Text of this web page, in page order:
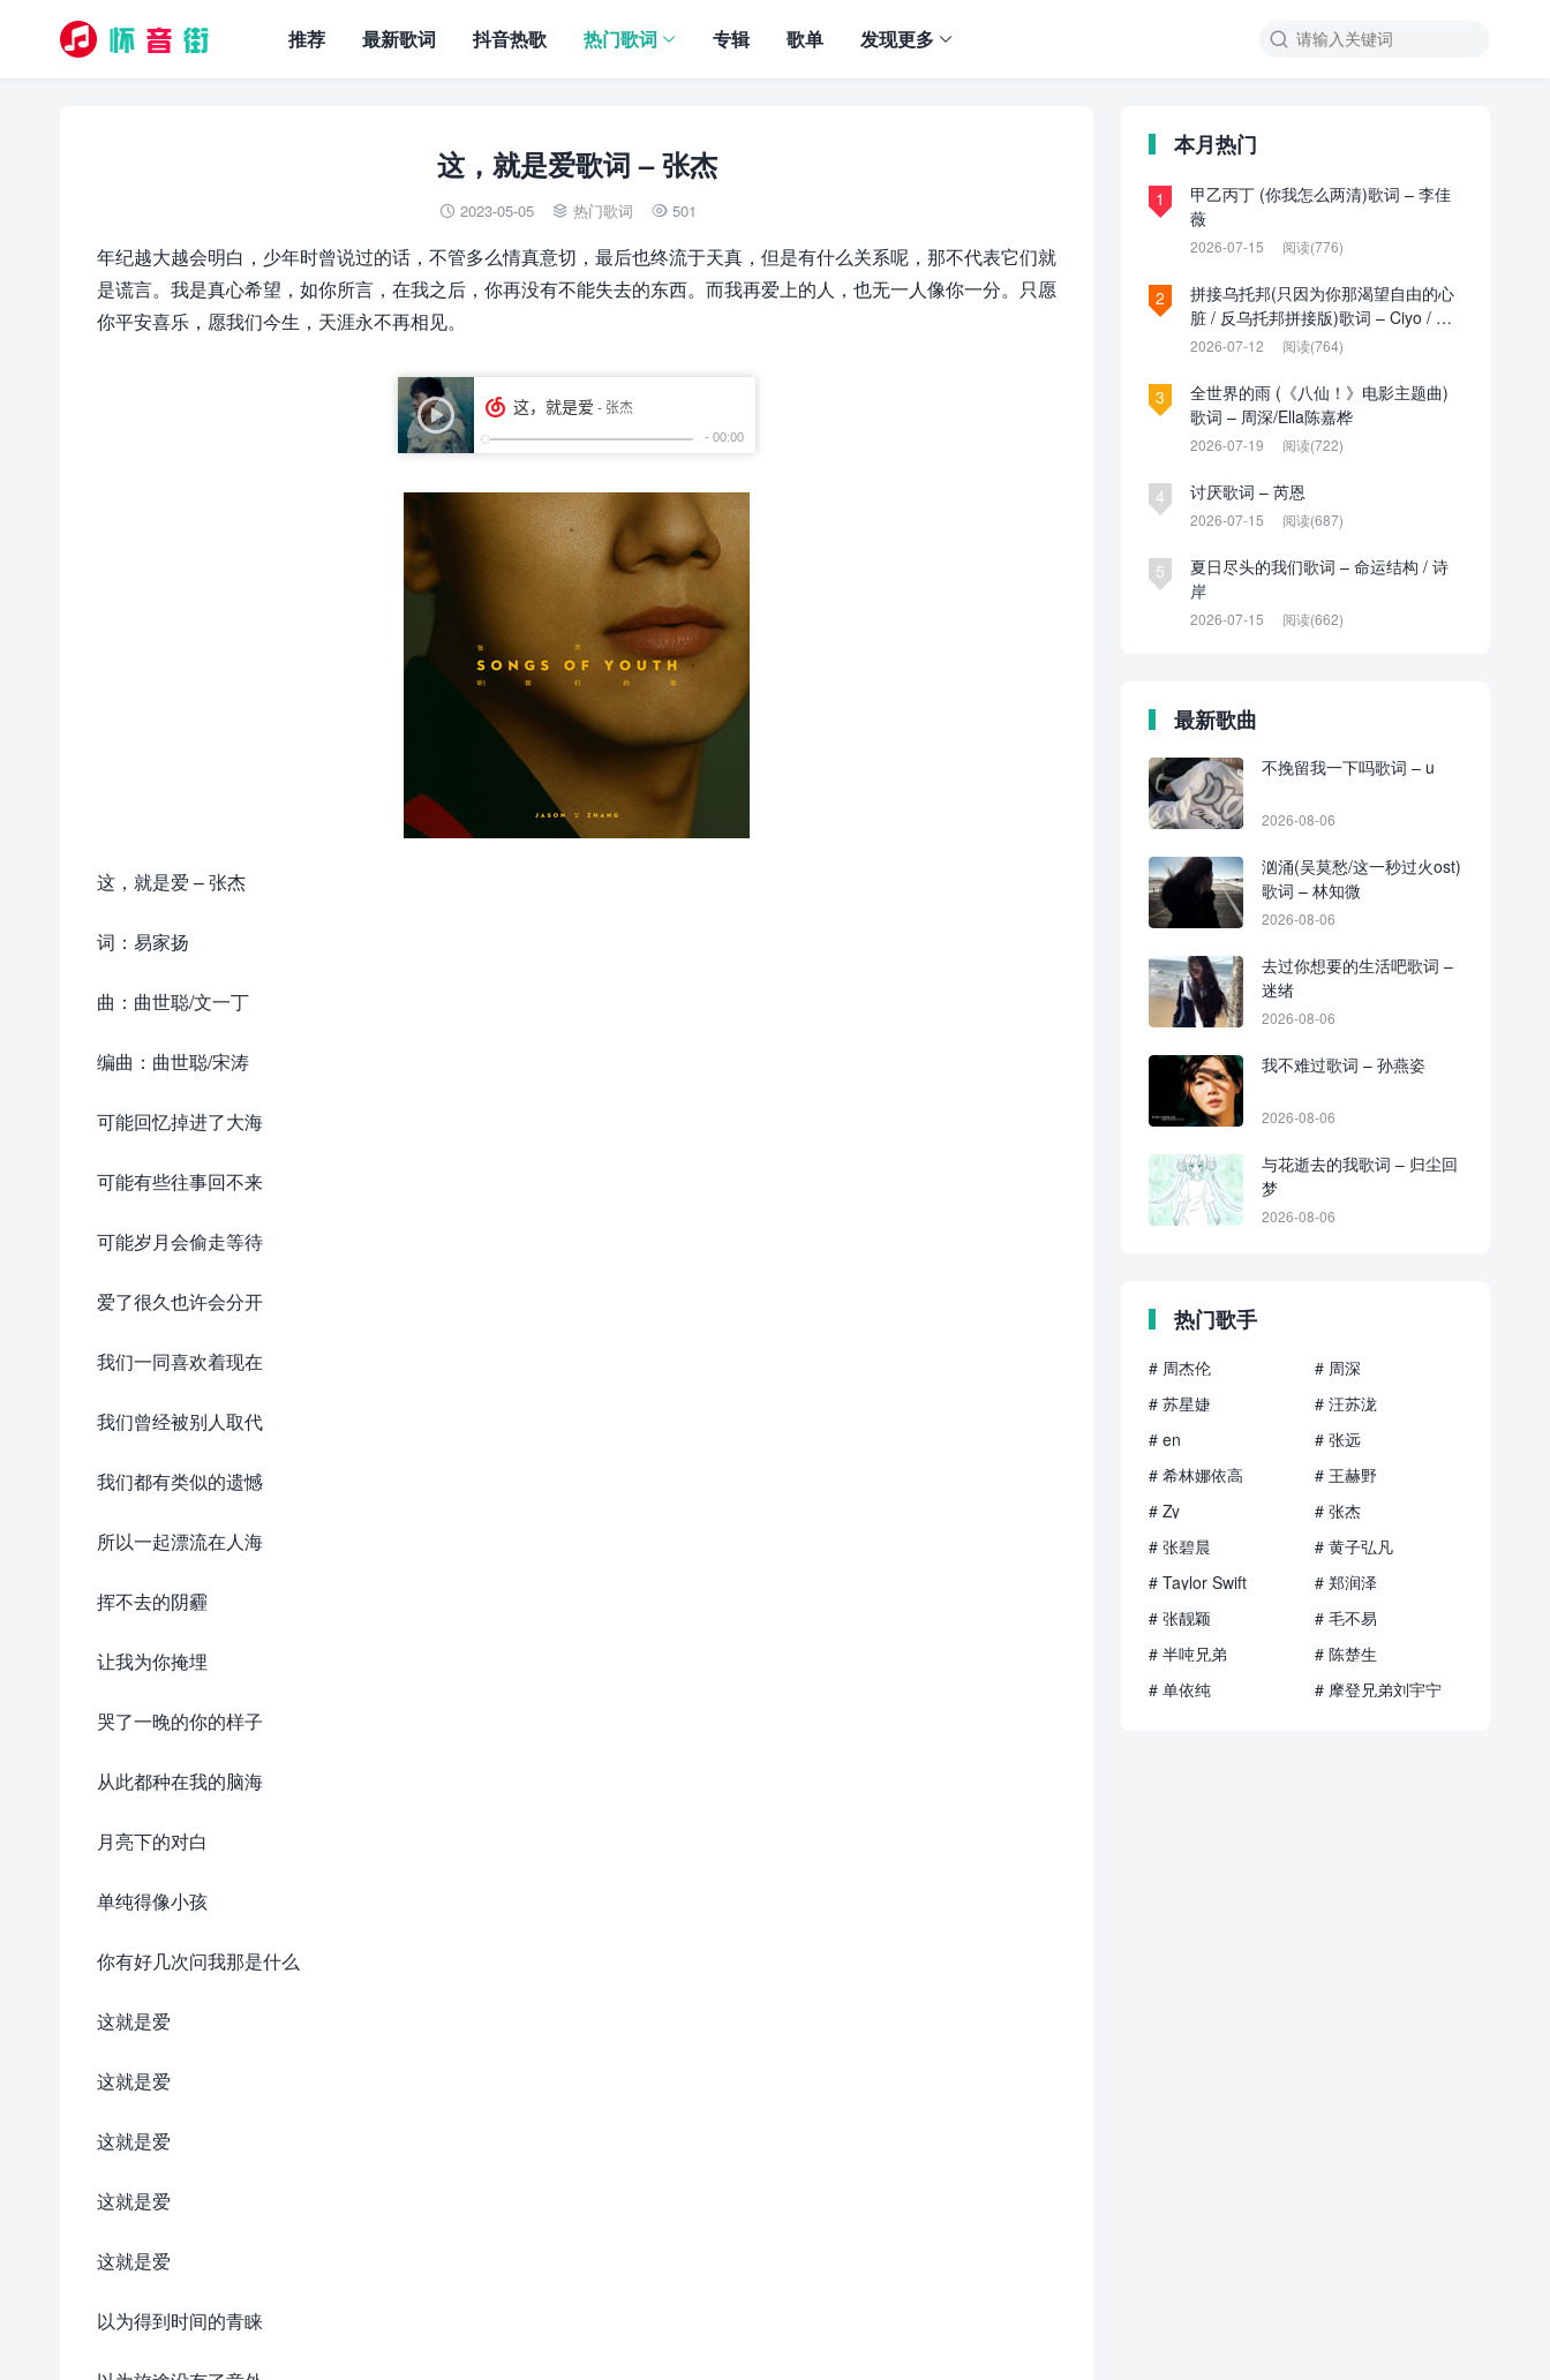

推荐 最新歌词 抖音热歌 热门歌词 专辑 歌单 发现更多
这，就是爱歌词 – 张杰
 2023-05-05  热门歌词  501
年纪越大越会明白，少年时曾说过的话，不管多么情真意切，最后也终流于天真，但是有什么关系呢，那不代表它们就
是谎言。我是真心希望，如你所言，在我之后，你再没有不能失去的东西。而我再爱上的人，也无一人像你一分。只愿
你平安喜乐，愿我们今生，天涯永不再相见。
这，就是爱 – 张杰
词：易家扬
曲：曲世聪/文一丁
编曲：曲世聪/宋涛
可能回忆掉进了大海
可能有些往事回不来
可能岁月会偷走等待
爱了很久也许会分开
我们一同喜欢着现在
我们曾经被别人取代
我们都有类似的遗憾
所以一起漂流在人海
挥不去的阴霾
让我为你掩埋
哭了一晚的你的样子
从此都种在我的脑海
月亮下的对白
单纯得像小孩
你有好几次问我那是什么
这就是爱
这就是爱
这就是爱
这就是爱
这就是爱
以为得到时间的青睐
本月热门
1
甲乙丙丁 (你我怎么两清)歌词 – 李佳
薇
2026-07-15 阅读(776)
2
拼接乌托邦(只因为你那渴望自由的心
脏 / 反乌托邦拼接版)歌词 – Ciyo / 见
过夏天P / 乌托邦P
2026-07-12 阅读(764)
3
全世界的雨 (《八仙！》电影主题曲)
歌词 – 周深/Ella陈嘉桦
2026-07-19 阅读(722)
4 讨厌歌词 – 芮恩
2026-07-15 阅读(687)
5
夏日尽头的我们歌词 – 命运结构 / 诗
岸
2026-07-15 阅读(662)
最新歌曲
不挽留我一下吗歌词 – u
2026-08-06
汹涌(吴莫愁/这一秒过火ost)
歌词 – 林知微
2026-08-06
去过你想要的生活吧歌词 –
迷绪
2026-08-06
我不难过歌词 – 孙燕姿
2026-08-06
与花逝去的我歌词 – 归尘回
梦
2026-08-06
热门歌手
# 周杰伦
# 周深
# 苏星婕
# 汪苏泷
# en
# 张远
# 希林娜依高
# 王赫野
# Zy
# 张杰
# 张碧晨
# 黄子弘凡
# Taylor Swift
# 郑润泽
# 张靓颖
# 毛不易
# 半吨兄弟
# 陈楚生
# 单依纯
# 摩登兄弟刘宇宁